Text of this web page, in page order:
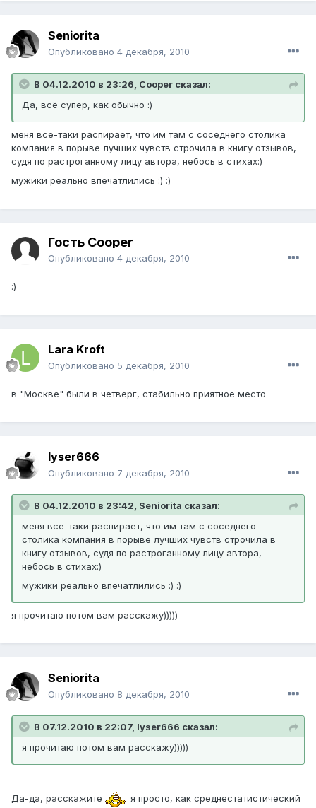
Seniorita
Опубликовано 4 декабря, 2010
В 04.12.2010 в 23:26, Cooper сказал:
Да, всё супер, как обычно :)
меня все-таки распирает, что им там с соседнего столика
компания в порыве лучших чувств строчила в книгу отзывов,
судя по растроганному лицу автора, небось в стихах:)
мужики реально впечатлились :) :)
Гость Cooper
Опубликовано 4 декабря, 2010
:)
Lara Kroft
Опубликовано 5 декабря, 2010
в "Москве" были в четверг, стабильно приятное место
lyser666
Опубликовано 7 декабря, 2010
В 04.12.2010 в 23:42, Seniorita сказал:
меня все-таки распирает, что им там с соседнего
столика компания в порыве лучших чувств строчила в
книгу отзывов, судя по растроганному лицу автора,
небось в стихах:)
мужики реально впечатлились :) :)
я прочитаю потом вам расскажу)))))
Seniorita
Опубликовано 8 декабря, 2010
В 07.12.2010 в 22:07, lyser666 сказал:
я прочитаю потом вам расскажу)))))
Да-да, расскажите
я просто, как среднестатистический